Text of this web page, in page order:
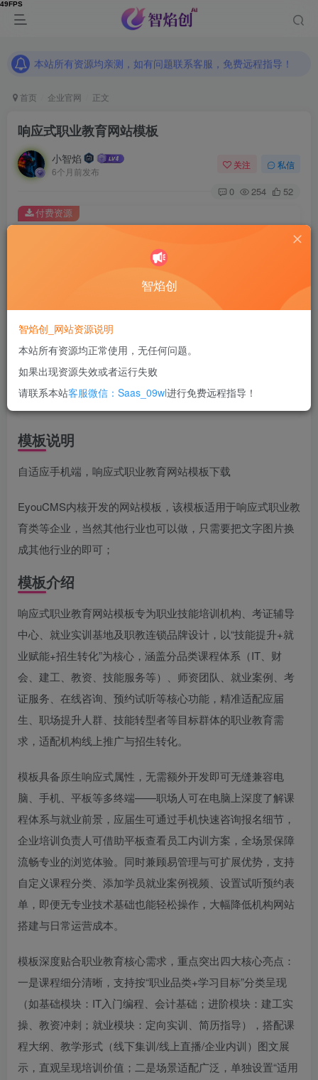
本站所有资源均亲测，如有问题联系客服，免费远程指导！
本站所有资源均亲测，如有问题联系客服，免费远程指导！
首页 企业官网 正文
响应式职业教育网站模板
小智焰
6个月前发布
关注 私信
0 254 52
此内容为付费资源，请付费后查看
RMB9.9
超级合伙人
您当前未登录！建议登陆后购买，可保存购买订单
所有工作流及网站模板均无任何问题！
付费资源
模板说明
自适应手机端，响应式职业教育网站模板下载
EyouCMS内核开发的网站模板，该模板适用于响应式职业教
育类等企业，当然其他行业也可以做，只需要把文字图片换
成其他行业的即可；
模板介绍
响应式职业教育网站模板专为职业技能培训机构、考证辅导
中心、就业实训基地及职教连锁品牌设计，以“技能提升+就
业赋能+招生转化”为核心，涵盖分品类课程体系（IT、财
会、建工、教资、技能服务等）、师资团队、就业案例、考
证服务、在线咨询、预约试听等核心功能，精准适配应届
生、职场提升人群、技能转型者等目标群体的职业教育需
求，适配机构线上推广与招生转化。
模板具备原生响应式属性，无需额外开发即可无缝兼容电
脑、手机、平板等多终端——职场人可在电脑上深度了解课
程体系与就业前景，应届生可通过手机快速咨询报名细节，
企业培训负责人可借助平板查看员工内训方案，全场景保障
流畅专业的浏览体验。同时兼顾易管理与可扩展优势，支持
自定义课程分类、添加学员就业案例视频、设置试听预约表
单，即便无专业技术基础也能轻松操作，大幅降低机构网站
搭建与日常运营成本。
模板深度贴合职业教育核心需求，重点突出四大核心亮点：
一是课程细分清晰，支持按“职业品类+学习目标”分类呈现
（如基础模块：IT入门编程、会计基础；进阶模块：建工实
操、教资冲刺；就业模块：定向实训、简历指导），搭配课
程大纲、教学形式（线下集训/线上直播/企业内训）图文展
示，直观呈现培训价值；二是场景适配广泛，单独设置“适用
智焰创
智焰创_网站资源说明
本站所有资源均正常使用，无任何问题。
如果出现资源失效或者运行失败
请联系本站客服微信：Saas_09wl进行免费远程指导！